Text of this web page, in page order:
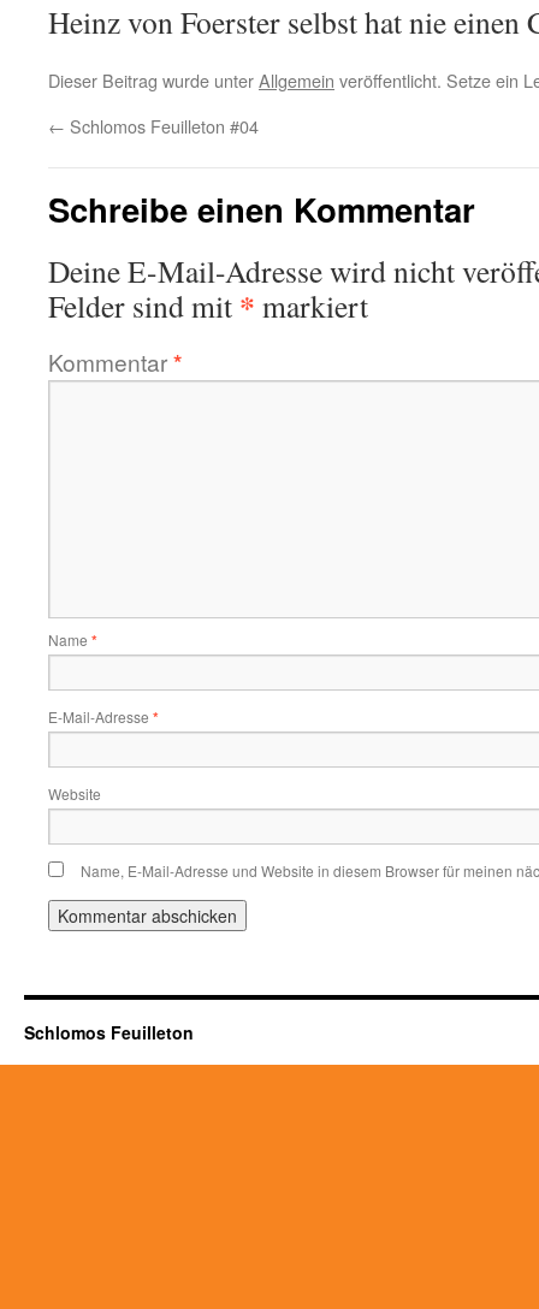
Heinz von Foerster selbst hat nie einen
Dieser Beitrag wurde unterAllgemein veröffentlicht. Setze ein
← Schlomos Feuilleton #04
Schreibe einen Kommentar
Deine E-Mail-Adresse wird nicht
Felder sind mit * markiert
Kommentar*
Name *
E-Mail-Adresse *
Website
Name, E-Mail-Adresse und Website in diesem Browser für meinen
Schlomos Feuilleton